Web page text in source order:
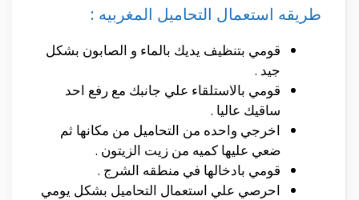
طريقه استعمال التحاميل المغربيه :
قومي بتنظيف يديك بالماء و الصابون بشكل
جيد .
قومي بالاستلقاء علي جانبك مع رفع احد
ساقيك عاليا .
اخرجي واحده من التحاميل من مكانها ثم
ضعي عليها كميه من زيت الزيتون .
قومي بادخالها في منطقه الشرج .
احرصي علي استعمال التحاميل بشكل يومي